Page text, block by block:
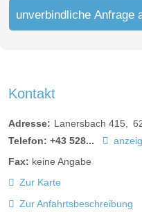
Balkon mit Blick auf Tux-
Safe
WLAN kostenlos
unverbindliche Anfrage
Kontakt
Adresse: Lanersbach 415
Telefon: +43 528...
Fax: keine Angabe
Zur Karte
Zur Anfahrtsbeschreibung